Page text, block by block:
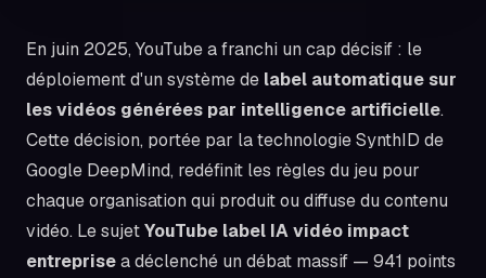
En juin 2025, YouTube a franchi un cap décisif : le
déploiement d'un système de label automatique sur
les vidéos générées par intelligence artificielle.
Cette décision, portée par la technologie SynthID de
Google DeepMind, redéfinit les règles du jeu pour
chaque organisation qui produit ou diffuse du contenu
vidéo. Le sujetYouTube label IA vidéo impact
entreprisea déclenché un débat massif — 941 points